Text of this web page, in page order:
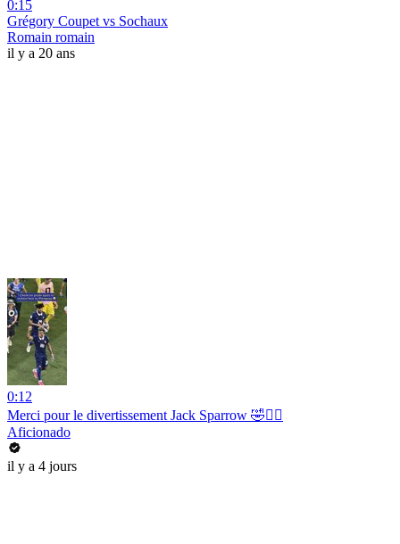
0:15
Grégory Coupet vs Sochaux
Romain romain
il y a 20 ans
0:12
Merci pour le divertissement Jack Sparrow 🤣🏴‍☠️
Aficionado
il y a 4 jours